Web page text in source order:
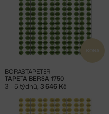
IKONA
TAPETA BERSA 1750
BORASTAPETER
3 - 5 týdnů, 3 646 Kč